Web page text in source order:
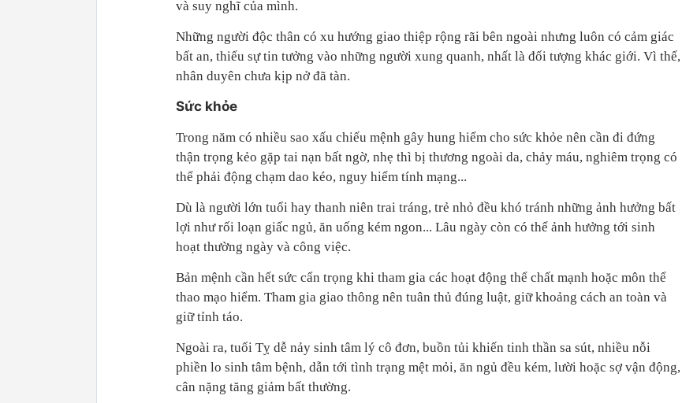
và suy nghĩ của mình.
Những người độc thân có xu hướng giao thiệp rộng rãi bên ngoài nhưng luôn có cảm giác
bất an, thiếu sự tin tưởng vào những người xung quanh, nhất là đối tượng khác giới. Vì thế,
nhân duyên chưa kịp nở đã tàn.
Sức khỏe
Trong năm có nhiều sao xấu chiếu mệnh gây hung hiểm cho sức khỏe nên cần đi đứng
thận trọng kẻo gặp tai nạn bất ngờ, nhẹ thì bị thương ngoài da, chảy máu, nghiêm trọng có
thể phải động chạm dao kéo, nguy hiểm tính mạng...
Dù là người lớn tuổi hay thanh niên trai tráng, trẻ nhỏ đều khó tránh những ảnh hưởng bất
lợi như rối loạn giấc ngủ, ăn uống kém ngon... Lâu ngày còn có thể ảnh hưởng tới sinh
hoạt thường ngày và công việc.
Bản mệnh cần hết sức cẩn trọng khi tham gia các hoạt động thể chất mạnh hoặc môn thể
thao mạo hiểm. Tham gia giao thông nên tuân thủ đúng luật, giữ khoảng cách an toàn và
giữ tỉnh táo.
Ngoài ra, tuổi Tỵ dễ nảy sinh tâm lý cô đơn, buồn tủi khiến tinh thần sa sút, nhiều nỗi
phiền lo sinh tâm bệnh, dẫn tới tình trạng mệt mỏi, ăn ngủ đều kém, lười hoặc sợ vận động,
cân nặng tăng giảm bất thường.